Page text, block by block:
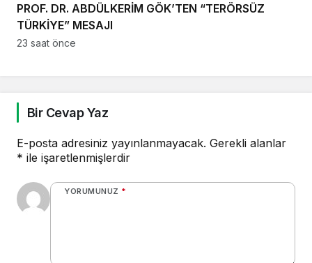
PROF. DR. ABDÜLKERİM GÖK’TEN “TERÖRSÜZ
TÜRKİYE” MESAJI
23 saat önce
Bir Cevap Yaz
E-posta adresiniz yayınlanmayacak. Gerekli alanlar
* ile işaretlenmişlerdir
YORUMUNUZ *